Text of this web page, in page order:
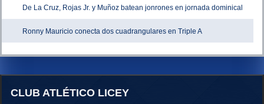
De La Cruz, Rojas Jr. y Muñoz batean jonrones en jornada dominical
Ronny Mauricio conecta dos cuadrangulares en Triple A
CLUB ATLÉTICO LICEY